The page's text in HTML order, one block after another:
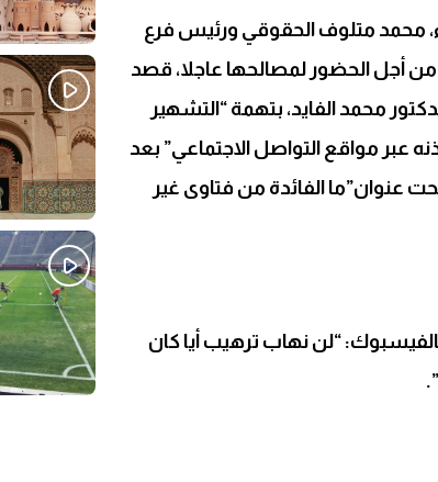
محمد متلوف الحقوقي ورئيس فرع
من أجل الحضور لمصالحها عاجلا، قصد
محمد الفايد، بتهمة “التشهير
عبر مواقع التواصل الاجتماعي” بعد
عنوان”ما الفائدة من فتاوى غير
“لن نهاب ترهيب أيا كان